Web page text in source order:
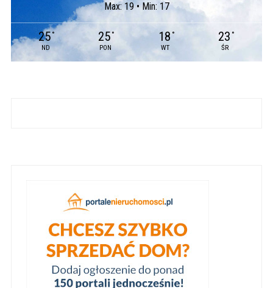
Max: 19 • Min: 17
25 °
ND
25 °
PON
18 °
WT
23 °
ŚR